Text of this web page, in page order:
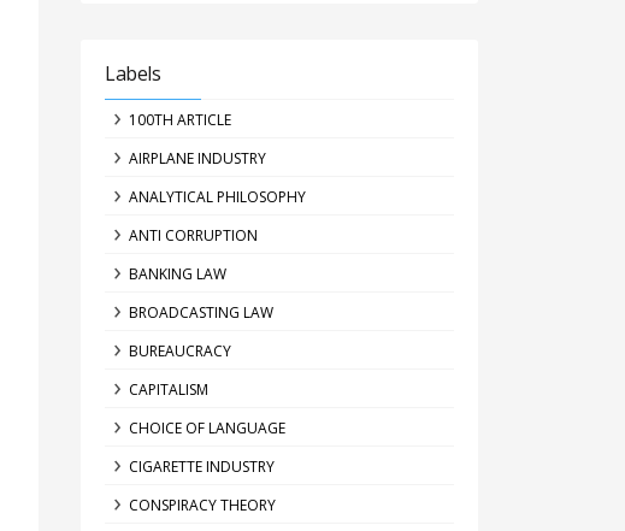
Labels
100TH ARTICLE
AIRPLANE INDUSTRY
ANALYTICAL PHILOSOPHY
ANTI CORRUPTION
BANKING LAW
BROADCASTING LAW
BUREAUCRACY
CAPITALISM
CHOICE OF LANGUAGE
CIGARETTE INDUSTRY
CONSPIRACY THEORY